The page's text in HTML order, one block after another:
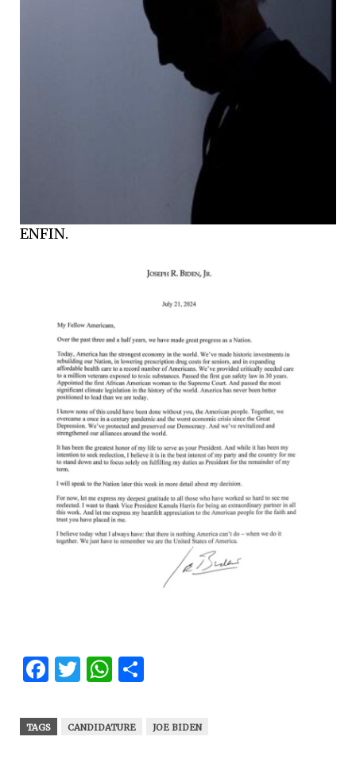
ENFIN.
Facebook
Twitter
WhatsApp
TAGS CANDIDATURE JOE BIDEN